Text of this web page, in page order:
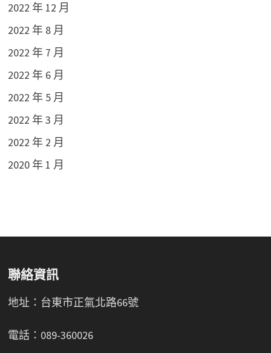
2022 年 12 月
2022 年 8 月
2022 年 7 月
2022 年 6 月
2022 年 5 月
2022 年 3 月
2022 年 2 月
2020 年 1 月
聯絡資訊
地址：台東市正氣北路66號
電話：089-360026